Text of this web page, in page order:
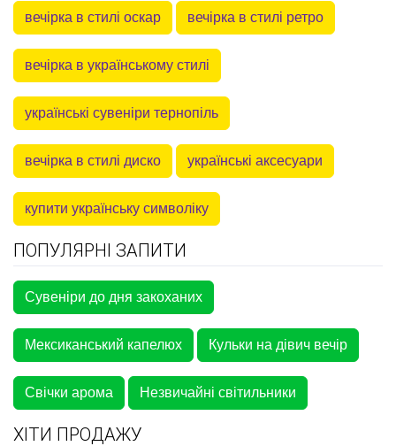
вечірка в стилі оскар вечірка в стилі ретро
вечірка в українському стилі
українські сувеніри тернопіль
вечірка в стилі диско українські аксесуари
купити українську символіку
ПОПУЛЯРНІ ЗАПИТИ
Сувеніри до дня закоханих
Мексиканський капелюх Кульки на дівич вечір
Свічки арома Незвичайні світильники
ХІТИ ПРОДАЖУ